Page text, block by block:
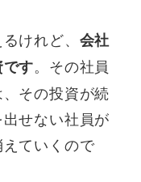
けれど、 会社
す。その社員
その投資が続
せない社員が
ていくので